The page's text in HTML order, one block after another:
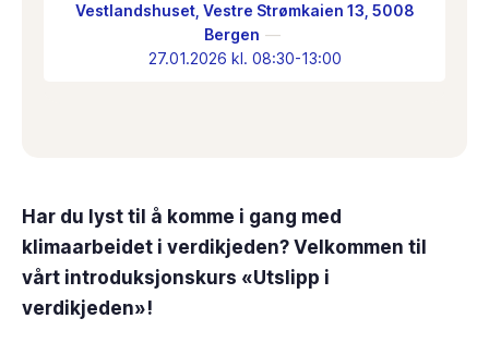
Vestlandshuset, Vestre Strømkaien 13, 5008
Bergen
27.01.2026 kl. 08:30-13:00
Har du lyst til å komme i gang med
klimaarbeidet i verdikjeden? Velkommen til
vårt introduksjonskurs «Utslipp i
verdikjeden»!